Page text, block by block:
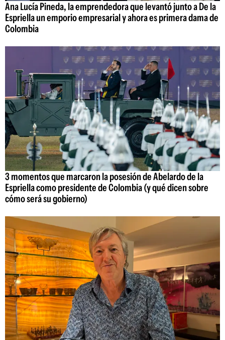
Ana Lucía Pineda, la emprendedora que levantó junto a De la
Espriella un emporio empresarial y ahora es primera dama de
Colombia
3 momentos que marcaron la posesión de Abelardo de la
Espriella como presidente de Colombia (y qué dicen sobre
cómo será su gobierno)